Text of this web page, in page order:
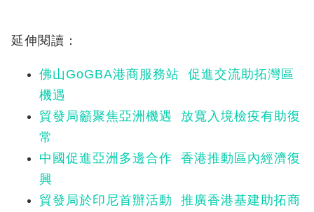
延伸閱讀：
佛山GoGBA港商服務站 促進交流助拓灣區
機遇
貿發局籲聚焦亞洲機遇 放寬入境檢疫有助復
常
中國促進亞洲多邊合作 香港推動區內經濟復
興
貿發局於印尼首辦活動 推廣香港基建助拓商